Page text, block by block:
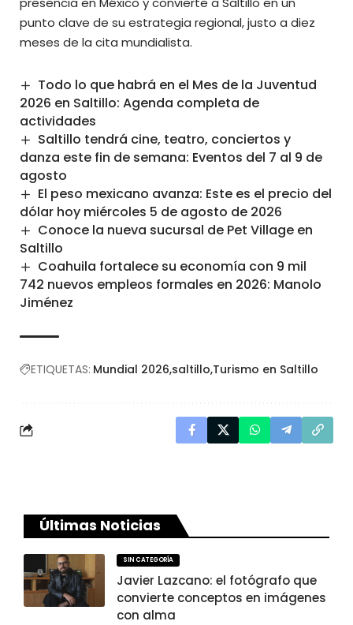
punto clave de su estrategia regional, justo a diez
meses de la cita mundialista.
Todo lo que habrá en el Mes de la Juventud
2026 en Saltillo: Agenda completa de
actividades
Saltillo tendrá cine, teatro, conciertos y
danza este fin de semana: Eventos del 7 al 9 de
agosto
El peso mexicano avanza: Este es el precio del
dólar hoy miércoles 5 de agosto de 2026
Conoce la nueva sucursal de Pet Village en
Saltillo
Coahuila fortalece su economía con 9 mil
742 nuevos empleos formales en 2026: Manolo
Jiménez
ETIQUETAS: Mundial 2026 saltillo Turismo en Saltillo
Últimas Noticias
SIN CATEGORÍA
Javier Lazcano: el fotógrafo que
convierte conceptos en imágenes
con alma